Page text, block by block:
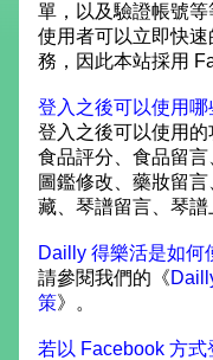
單，以及驗證帳號
使用者可以立即快
務，因此本站採用
登入之後可以使用哪
登入之後可以使用的
食品評分、食品留
圖鑑修改、藥妝留
藏、琴譜留言、琴譜
Dailly 得樂活是如何
請參閱我們的《
策》。
若以 Facebook 方